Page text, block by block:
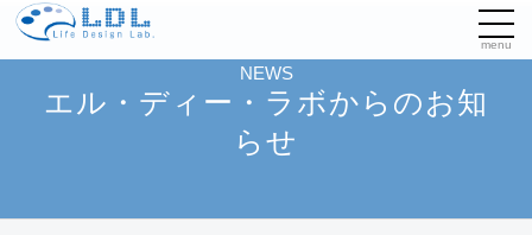
menu
NEWS
エル・ディー・ラボからのお知
らせ